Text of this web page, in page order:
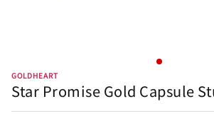
GOLDHEART
Star Promise Gold Capsule